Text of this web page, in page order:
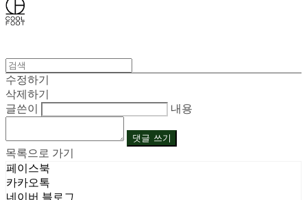
수정하기
삭제하기
글쓴이
내용
댓글 쓰기
목록으로 가기
페이스북
카카오톡
네이버 블로그